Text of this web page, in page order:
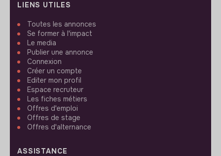
LIENS UTILES
Toutes les annonces
Se former à l'impact
Le media
Publier une annonce
Connexion
Créer un compte
Editer mon profil
Espace recruteur
Les fiches métiers
Offres d'emploi
Offres de stage
Offres d'alternance
ASSISTANCE